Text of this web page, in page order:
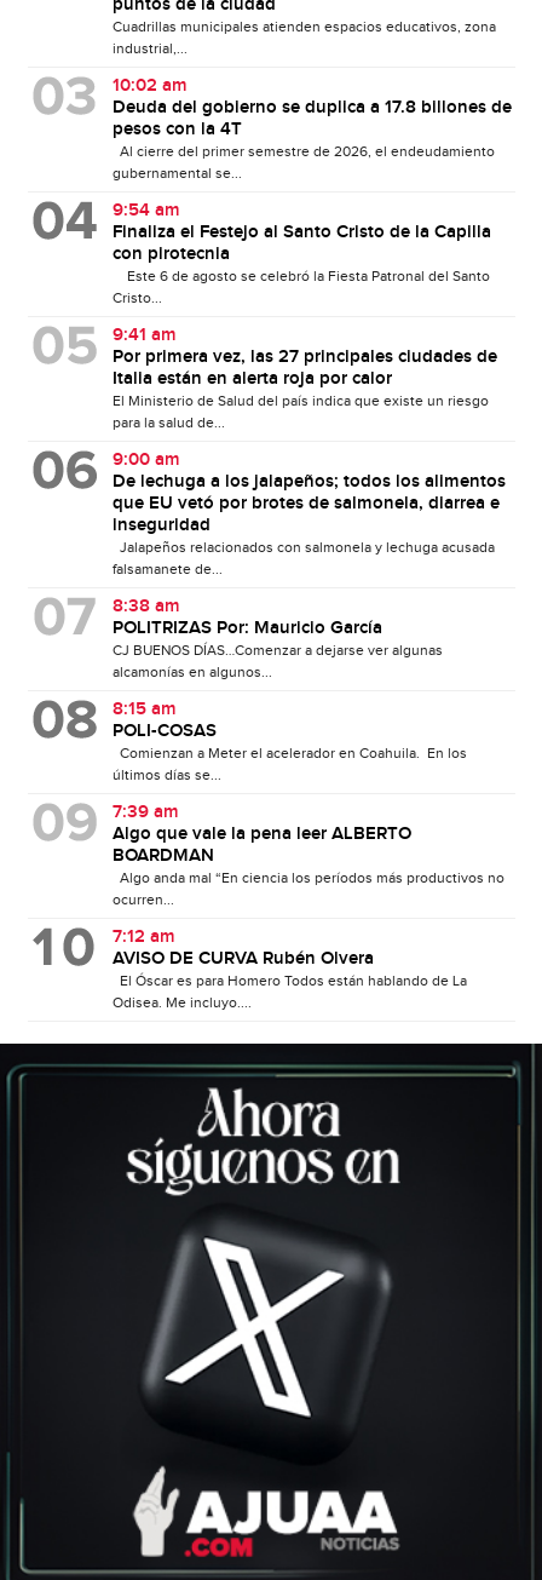
puntos de la ciudad
Cuadrillas municipales atienden espacios educativos, zona
industrial,...
10:02 am
Deuda del gobierno se duplica a 17.8 billones de
pesos con la 4T
Al cierre del primer semestre de 2026, el endeudamiento
gubernamental se...
9:54 am
Finaliza el Festejo al Santo Cristo de la Capilla
con pirotecnia
Este 6 de agosto se celebró la Fiesta Patronal del Santo
Cristo...
9:41 am
Por primera vez, las 27 principales ciudades de
Italia están en alerta roja por calor
El Ministerio de Salud del país indica que existe un riesgo
para la salud de...
9:00 am
De lechuga a los jalapeños; todos los alimentos
que EU vetó por brotes de salmonela, diarrea e
inseguridad
Jalapeños relacionados con salmonela y lechuga acusada
falsamanete de...
8:38 am
POLITRIZAS Por: Mauricio García
CJ BUENOS DÍAS…Comenzar a dejarse ver algunas
alcamonías en algunos...
8:15 am
POLI-COSAS
Comienzan a Meter el acelerador en Coahuila. En los
últimos días se...
7:39 am
Algo que vale la pena leer ALBERTO
BOARDMAN
Algo anda mal “En ciencia los períodos más productivos no
ocurren...
7:12 am
AVISO DE CURVA Rubén Olvera
El Óscar es para Homero Todos están hablando de La
Odisea. Me incluyo....